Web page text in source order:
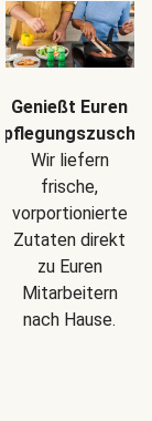
Genießt Euren
Wir liefern
frische,
vorportionierte
Zutaten direkt
zu Euren
Mitarbeitern
nach Hause.